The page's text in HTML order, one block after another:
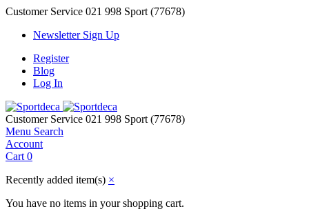
Customer Service 021 998 Sport (77678)
Newsletter Sign Up
Register
Blog
Log In
Customer Service 021 998 Sport (77678)
Menu Search
Account
Cart 0
Recently added item(s) ×
You have no items in your shopping cart.